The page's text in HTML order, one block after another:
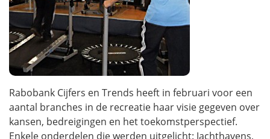
Rabobank Cijfers en Trends heeft in februari voor een
aantal branches in de recreatie haar visie gegeven over
kansen, bedreigingen en het toekomstperspectief.
Enkele onderdelen die werden uitgelicht: Jachthavens,